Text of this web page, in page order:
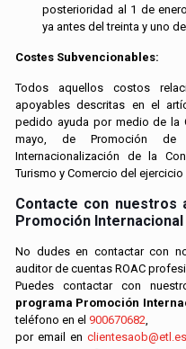
posterioridad al 1 de
ya antes del treinta y uno
Costes Subvencionables:
Todos aquellos costos
apoyables descritas en el
pedido ayuda por medio de la
mayo, de Promoción
Internacionalización de la
Turismo y Comercio del
Contacte con nuestros
Promoción Internacional
No dudes en contactar con
auditor de cuentas ROAC
Puedes contactar con
programa Promoción
teléfono en el 900670682
por email enclientesaob@etl.es